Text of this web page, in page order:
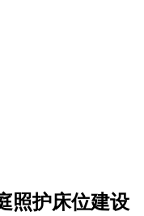
照护床位建设